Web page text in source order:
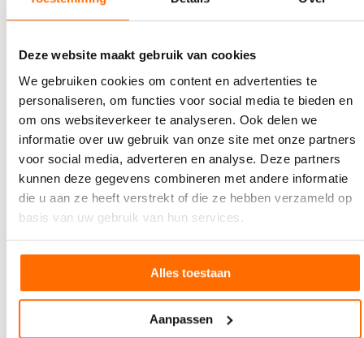
Deze website maakt gebruik van cookies
We gebruiken cookies om content en advertenties te
personaliseren, om functies voor social media te bieden en
om ons websiteverkeer te analyseren. Ook delen we
informatie over uw gebruik van onze site met onze partners
voor social media, adverteren en analyse. Deze partners
kunnen deze gegevens combineren met andere informatie
die u aan ze heeft verstrekt of die ze hebben verzameld op
basis van uw gebruik van hun services.
Alles toestaan
Aanpassen
ontwikkelt en presenteert ENTR toonaangevende VR-
musea, merken en partners.
Op dewebsiteis meer informatie te vinden over het museum,
de openingstijden en de locatie.